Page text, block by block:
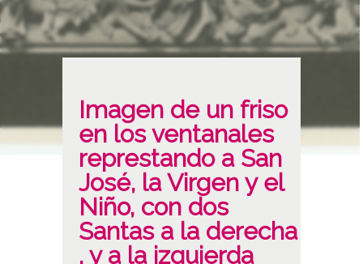
Imagen de un friso
en los ventanales
represtando a San
José, la Virgen y el
Niño, con dos
Santas a la derecha
, y a la izquierda